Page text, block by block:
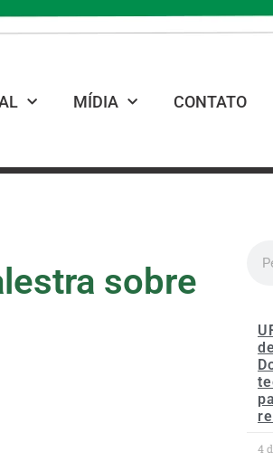
MÍDIA CONTATO
sobre
4